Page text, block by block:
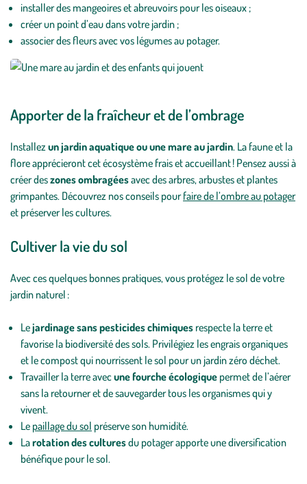
installer des mangeoires et abreuvoirs pour les oiseaux ;
créer un point d’eau dans votre jardin ;
associer des fleurs avec vos légumes au potager.
Apporter de la fraîcheur et de l’ombrage
Installezun jardin aquatique ou une mare au jardin. La faune et la
flore apprécieront cet écosystème frais et accueillant ! Pensez aussi à
créer deszones ombragéesavec des arbres, arbustes et plantes
grimpantes. Découvrez nos conseils pourfaire de l’ombre au potager
et préserver les cultures.
Cultiver la vie du sol
Avec ces quelques bonnes pratiques, vous protégez le sol de votre
jardin naturel :
Lejardinage sans pesticides chimiques respecte la terre et
favorise la biodiversité des sols. Privilégiez les engrais organiques
et le compost qui nourrissent le sol pour un jardin zéro déchet.
Travailler la terre avecune fourche écologique permet de l’aérer
sans la retourner et de sauvegarder tous les organismes qui y
vivent.
Le paillage du sol préserve son humidité.
Larotation des culturesdu potager apporte une diversification
bénéfique pour le sol.